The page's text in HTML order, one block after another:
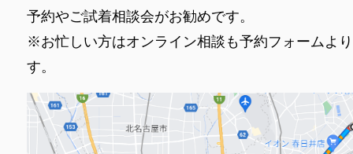
予約やご試着相談会がお勧めです。
※お忙しい方はオンライン相談も予約フォームよ
す。